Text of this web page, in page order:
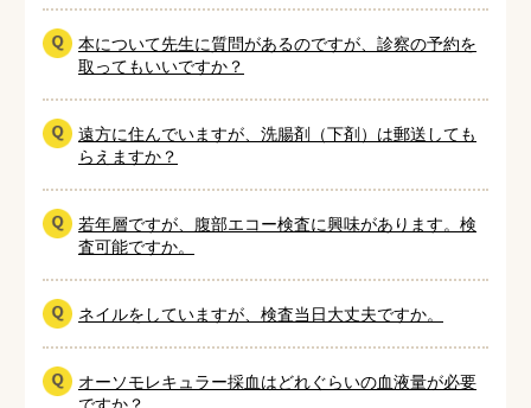
本について先生に質問があるのですが、診察の予約を
取ってもいいですか？
遠方に住んでいますが、洗腸剤（下剤）は郵送しても
らえますか？
若年層ですが、腹部エコー検査に興味があります。検
査可能ですか。
ネイルをしていますが、検査当日大丈夫ですか。
オーソモレキュラー採血はどれぐらいの血液量が必要